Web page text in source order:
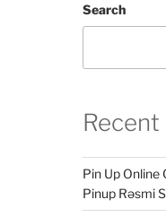
Search
Pin Up Online
Pinup Rəsmi